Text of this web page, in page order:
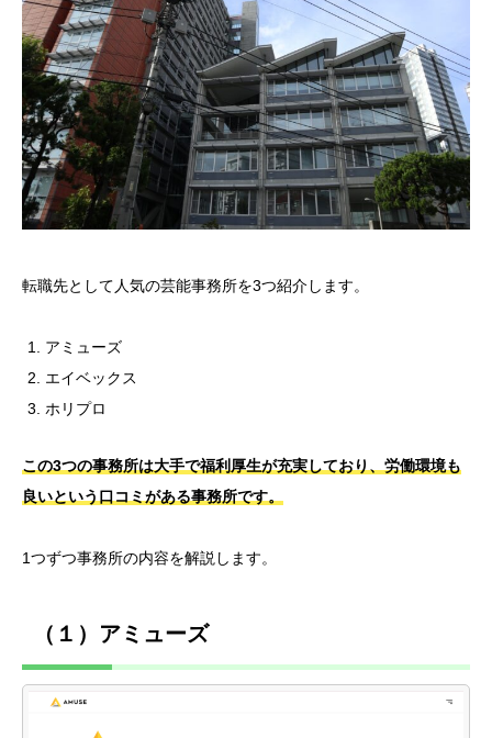
転職先として人気の芸能事務所を3つ紹介します。
アミューズ
エイベックス
ホリプロ
この3つの事務所は大手で福利厚生が充実しており、労働環境も
良いという口コミがある事務所です。
1つずつ事務所の内容を解説します。
（１）アミューズ